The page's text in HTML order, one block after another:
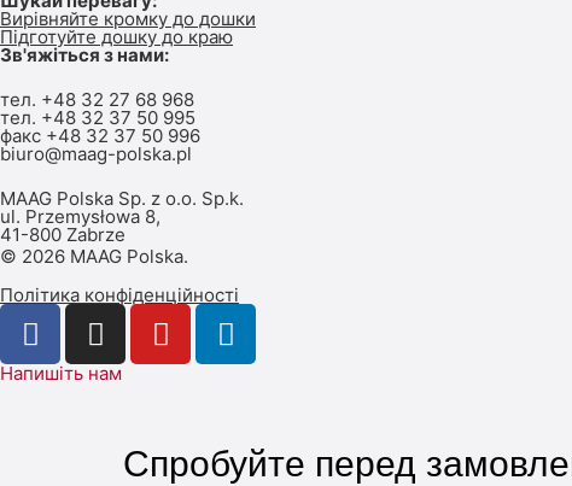
Вирівняйте кромку до дошки
Підготуйте дошку до краю
Зв'яжіться з нами:
тел. +48 32 27 68 968
тел. +48 32 37 50 995
факс +48 32 37 50 996
biuro@maag-polska.pl
MAAG Polska Sp. z o.o. Sp.k.
ul. Przemysłowa 8,
41-800 Zabrze
© 2026 MAAG Polska.
Політика конфіденційності
Напишіть нам
Спробуйте перед